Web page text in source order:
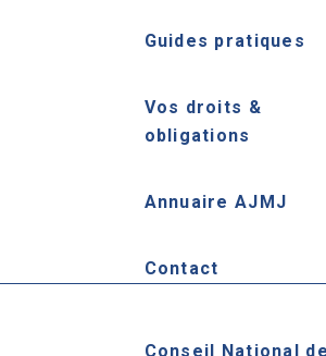
Guides pratiques
Vos droits &
obligations
Annuaire AJMJ
Contact
Conseil National